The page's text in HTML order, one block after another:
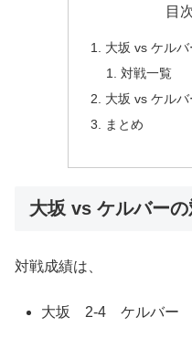
目
大坂 vs ケル
対戦一覧
大坂 vs ケル
まとめ
大坂 vs ケルバー
対戦成績は、
大坂 2-4 ケルバー